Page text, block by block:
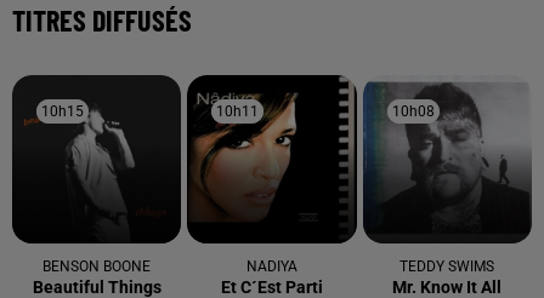
TITRES DIFFUSÉS
10h15
10h15
BENSON BOONE
Beautiful Things
10h11
10h11
NADIYA
Et C´est Parti
10h08
10h08
TEDDY SWIMS
Mr. Know It All